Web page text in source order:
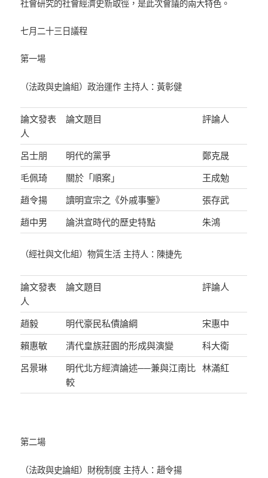
社會研究的社會經濟史新取徑，是此次會議的兩大特色。
七月二十三日議程
第一場
（法政與史論組）政治運作 主持人：黃彰健
論文發表
人
論文題目 評論人
呂士朋 明代的黨爭
鄭克晟
毛佩琦
關於「順案」
王成勉
趙令揚
讀明宣宗之《外戚事鑒》
張存武
趙中男
論洪宣時代的歷史特點 朱鴻
（經社與文化組）物質生活 主持人：陳捷先
論文發表
人
論文題目 評論人
趙毅 明代豪民私債論綱
宋惠中
賴惠敏
清代皇族莊園的形成與演變
科大衛
呂景琳
明代北方經濟論述──兼與江南比
較
林滿紅
第二場
（法政與史論組）財稅制度 主持人：趙令揚